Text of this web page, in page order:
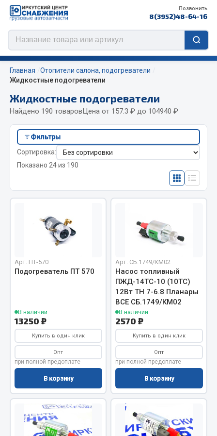
Позвонить
8(3952)48-64-16
Цепи противоскольжения
ЦЕПИ РОССИЯ
ЦЕПИ BOHU (Китай)
Изготовление цепей на колеса BOHU
QITONG
Весь раздел
Отопители салона, подогреватели
Автономные воздушные отопители
Жидкостные подогреватели
Отопители салона
Автотовары
Автозвук
Автокаталоги
Аксессуары автомобильные
Аптечки и знаки автомобильные
Брызговики
Вентиляторы кабины
Главная
Отопители салона, подогреватели
Жидкостные подогреватели
Жидкостные подогреватели
Найдено 190 товаровЦена от 157.3 ₽ до 104940 ₽
Фильтры
Сортировка:
Показано 24 из 190
Арт. ПТ-570
Подогреватель ПТ 570
В наличии
13250 ₽
Купить в один клик
Опт
при полной предоплате
В корзину
Арт. СБ.1749/КМ02
Насос топливный
ПЖД-14ТС-10 (10ТС)
12Вт ТН 7-6.8 Планары
ВСЕ СБ.1749/КМ02
В наличии
2570 ₽
Купить в один клик
Опт
при полной предоплате
В корзину